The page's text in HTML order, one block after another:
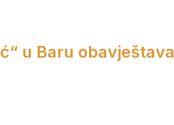
u Baru obavještava